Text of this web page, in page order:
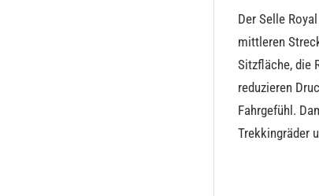
Der Selle
mittleren
Sitzfläche, die
reduzieren
Fahrgefühl.
Trekkingräder